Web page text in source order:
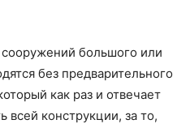
большого или
без предварительного
как раз и отвечает
всей конструкции, за то,